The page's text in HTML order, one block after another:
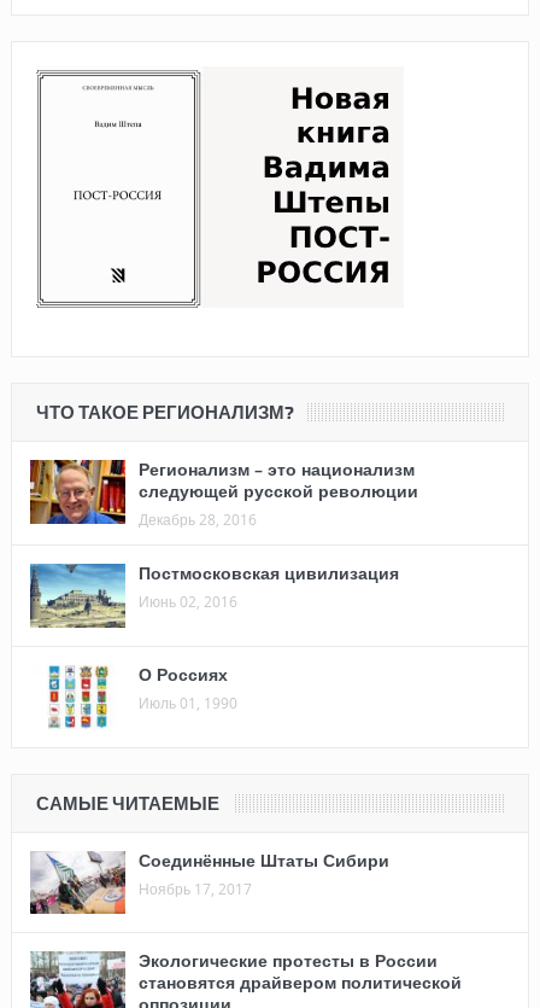
ЧТО ТАКОЕ РЕГИОНАЛИЗМ?
Регионализм – это национализм
следующей русской революции
Декабрь 28, 2016
Постмосковская цивилизация
Июнь 02, 2016
О Россиях
Июль 01, 1990
САМЫЕ ЧИТАЕМЫЕ
Соединённые Штаты Сибири
Ноябрь 17, 2017
Экологические протесты в России
становятся драйвером политической